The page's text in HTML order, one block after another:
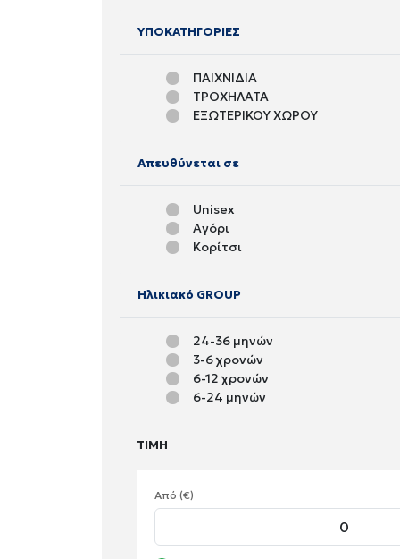
Πλαστικά Τουβλάκια
ΥΠΟΚΑΤΗΓΟΡΙΕΣ
ΠΑΙΧΝΙΔΙΑ
ΤΡΟΧΗΛΑΤΑ
ΕΞΩΤΕΡΙΚΟΥ ΧΩΡΟΥ
Απευθύνεται σε
Unisex
Αγόρι
Κορίτσι
Ηλικιακό GROUP
24-36 μηνών
3-6 χρονών
6-12 χρονών
6-24 μηνών
ΤΙΜΗ
Από (€)